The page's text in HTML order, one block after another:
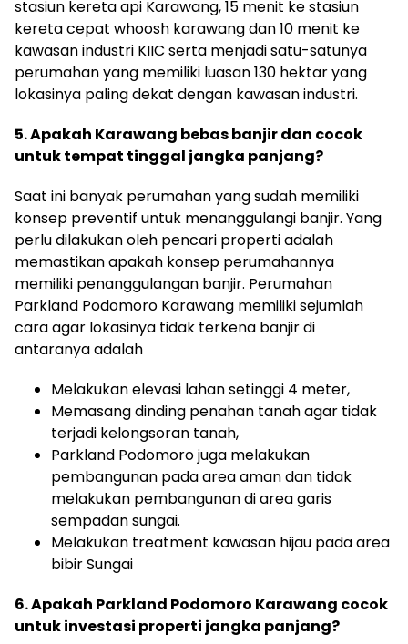
stasiun kereta api Karawang, 15 menit ke stasiun
kereta cepat whoosh karawang dan 10 menit ke
kawasan industri KIIC serta menjadi satu-satunya
perumahan yang memiliki luasan 130 hektar yang
lokasinya paling dekat dengan kawasan industri.
5. Apakah Karawang bebas banjir dan cocok
untuk tempat tinggal jangka panjang?
Saat ini banyak perumahan yang sudah memiliki
konsep preventif untuk menanggulangi banjir. Yang
perlu dilakukan oleh pencari properti adalah
memastikan apakah konsep perumahannya
memiliki penanggulangan banjir. Perumahan
Parkland Podomoro Karawang memiliki sejumlah
cara agar lokasinya tidak terkena banjir di
antaranya adalah
Melakukan elevasi lahan setinggi 4 meter,
Memasang dinding penahan tanah agar tidak
terjadi kelongsoran tanah,
Parkland Podomoro juga melakukan
pembangunan pada area aman dan tidak
melakukan pembangunan di area garis
sempadan sungai.
Melakukan treatment kawasan hijau pada area
bibir Sungai
6. Apakah Parkland Podomoro Karawang cocok
untuk investasi properti jangka panjang?